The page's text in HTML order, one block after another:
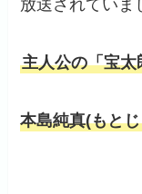
放送されていま
主人公の「宝
本島純真(もと